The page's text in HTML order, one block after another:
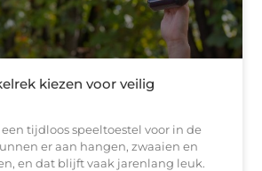
kiezen voor veilig
tijdloos speeltoestel voor in de
er aan hangen, zwaaien en
en dat blijft vaak jarenlang leuk.